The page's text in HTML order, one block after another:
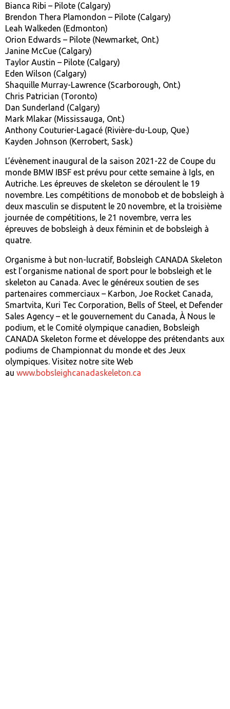
Bianca Ribi – Pilote (Calgary)
Brendon Thera Plamondon – Pilote (Calgary)
Leah Walkeden (Edmonton)
Orion Edwards – Pilote (Newmarket, Ont.)
Janine McCue (Calgary)
Taylor Austin – Pilote (Calgary)
Eden Wilson (Calgary)
Shaquille Murray-Lawrence (Scarborough, Ont.)
Chris Patrician (Toronto)
Dan Sunderland (Calgary)
Mark Mlakar (Mississauga, Ont.)
Anthony Couturier-Lagacé (Rivière-du-Loup, Que.)
Kayden Johnson (Kerrobert, Sask.)
L’évènement inaugural de la saison 2021-22 de Coupe du
monde BMW IBSF est prévu pour cette semaine à Igls, en
Autriche. Les épreuves de skeleton se déroulent le 19
novembre. Les compétitions de monobob et de bobsleigh à
deux masculin se disputent le 20 novembre, et la troisième
journée de compétitions, le 21 novembre, verra les
épreuves de bobsleigh à deux féminin et de bobsleigh à
quatre.
Organisme à but non-lucratif, Bobsleigh CANADA Skeleton
est l’organisme national de sport pour le bobsleigh et le
skeleton au Canada. Avec le généreux soutien de ses
partenaires commerciaux – Karbon, Joe Rocket Canada,
Smartvita, Kuri Tec Corporation, Bells of Steel, et Defender
Sales Agency – et le gouvernement du Canada, À Nous le
podium, et le Comité olympique canadien, Bobsleigh
CANADA Skeleton forme et développe des prétendants aux
podiums de Championnat du monde et des Jeux
olympiques. Visitez notre site Web
au www.bobsleighcanadaskeleton.ca